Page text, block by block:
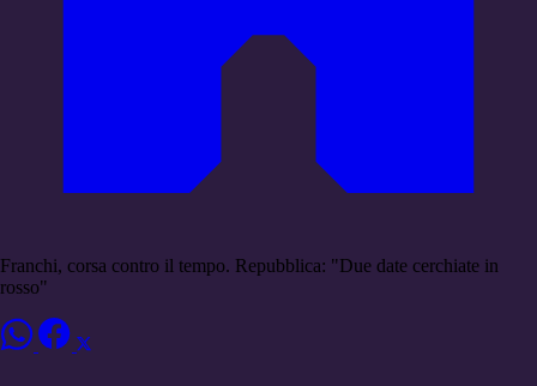
Franchi, corsa contro il tempo. Repubblica: "Due date cerchiate in
rosso"